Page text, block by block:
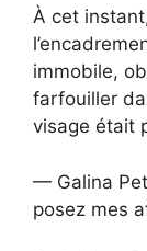
À cet
immobile,
farfouiller
visage était
— Galina
posez mes